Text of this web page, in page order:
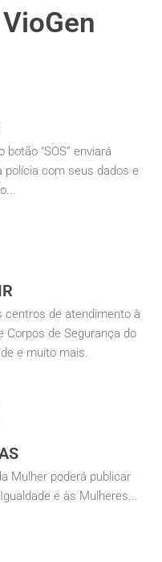
“SOS” enviará
com seus dados e
centros de atendimento à
Corpos de Segurança do
e muito mais.
Mulher poderá publicar
e às Mulheres...